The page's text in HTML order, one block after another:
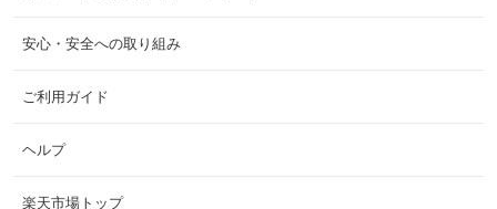
安心・安全への取り組み
ご利用ガイド
ヘルプ
楽天市場トップ